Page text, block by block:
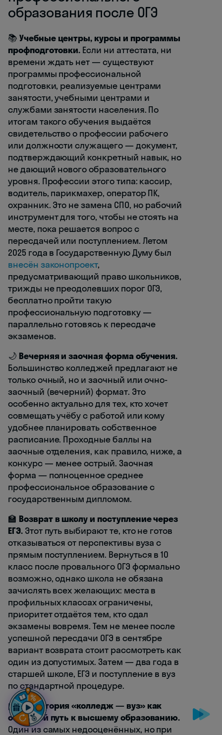
образования после ОГЭ
📚 Учебные центры, курсы и программы
профподготовки. Если ни аттестата, ни
времени ждать нет — существуют
программы профессиональной
подготовки, реализуемые центрами
занятости, учебными центрами и
службами занятости населения. По
итогам такого обучения выдаётся
свидетельство о профессии рабочего
или должности служащего — документ,
подтверждающий конкретный навык, но
не дающий нового образовательного
уровня. Профессии этого типа: кассир,
водитель, парикмахер, оператор ПК,
охранник. Это не замена СПО, но рабочий
инструмент для того, чтобы не стоять на
месте, пока решается вопрос с
пересдачей или поступлением. Летом
2025 года в Государственную Думу был
внесён законопроект,
предусматривающий право школьников,
трижды не преодолевших порог ОГЭ,
бесплатно пройти такую
профессиональную подготовку —
параллельно готовясь к пересдаче
экзаменов.
🌙 Вечерняя и заочная форма обучения.
Большинство колледжей предлагают не
только очный, но и заочный или очно-
заочный (вечерний) формат. Это
особенно актуально для тех, кто хочет
совмещать учёбу с работой или кому
удобнее планировать собственное
расписание. Проходные баллы на
заочные отделения, как правило, ниже, а
конкурс — менее острый. Заочная
форма — полноценное среднее
профессиональное образование с
государственным дипломом.
🏫 Возврат в школу и поступление через
ЕГЭ.Этот путь выбирают те, кто не готов
отказываться от перспективы вуза с
прямым поступлением. Вернуться в 10
класс после провального ОГЭ формально
возможно, однако школа не обязана
зачислять всех желающих: места в
профильных классах ограничены,
приоритет отдаётся тем, кто сдал
экзамены вовремя. Тем не менее после
успешной пересдачи ОГЭ в сентябре
вариант возврата стоит рассмотреть как
один из допустимых. Затем — два года в
старшей школе, ЕГЭ и поступление в вуз
по стандартной процедуре.
🎓Траектория «колледж — вуз» как
обходной путь к высшему образованию.
Один из самых недооценённых, но при